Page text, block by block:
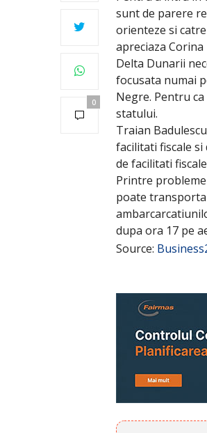
0
sunt de parere
orienteze si
apreciaza
Delta Dunarii
focusata numai
Negre. Pentru
statului.
Traian
facilitati fiscale si
de facilitati
Printre
poate
dupa ora 17 pe
Source: